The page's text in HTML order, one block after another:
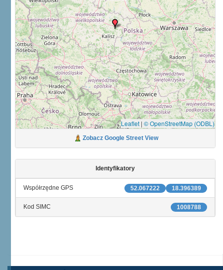
Leaflet | © OpenStreetMap (ODBL)
Zobacz Google Street View
Identyfikatory
18.396389
52.067222
Współrzędne GPS
1008788
Kod SIMC